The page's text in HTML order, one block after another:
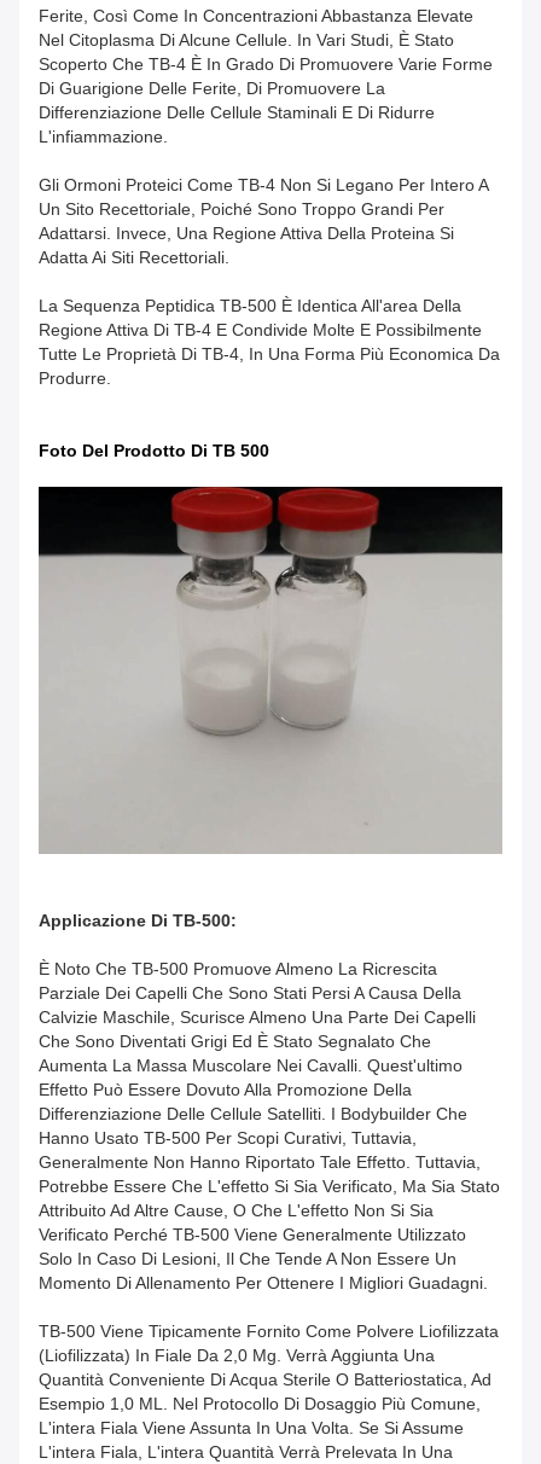
Ferite, Così Come In Concentrazioni Abbastanza Elevate
Nel Citoplasma Di Alcune Cellule. In Vari Studi, È Stato
Scoperto Che TB-4 È In Grado Di Promuovere Varie Forme
Di Guarigione Delle Ferite, Di Promuovere La
Differenziazione Delle Cellule Staminali E Di Ridurre
L'infiammazione.
Gli Ormoni Proteici Come TB-4 Non Si Legano Per Intero A
Un Sito Recettoriale, Poiché Sono Troppo Grandi Per
Adattarsi. Invece, Una Regione Attiva Della Proteina Si
Adatta Ai Siti Recettoriali.
La Sequenza Peptidica TB-500 È Identica All'area Della
Regione Attiva Di TB-4 E Condivide Molte E Possibilmente
Tutte Le Proprietà Di TB-4, In Una Forma Più Economica Da
Produrre.
Foto Del Prodotto Di TB 500
Applicazione Di TB-500:
È Noto Che TB-500 Promuove Almeno La Ricrescita
Parziale Dei Capelli Che Sono Stati Persi A Causa Della
Calvizie Maschile, Scurisce Almeno Una Parte Dei Capelli
Che Sono Diventati Grigi Ed È Stato Segnalato Che
Aumenta La Massa Muscolare Nei Cavalli. Quest'ultimo
Effetto Può Essere Dovuto Alla Promozione Della
Differenziazione Delle Cellule Satelliti. I Bodybuilder Che
Hanno Usato TB-500 Per Scopi Curativi, Tuttavia,
Generalmente Non Hanno Riportato Tale Effetto. Tuttavia,
Potrebbe Essere Che L'effetto Si Sia Verificato, Ma Sia Stato
Attribuito Ad Altre Cause, O Che L'effetto Non Si Sia
Verificato Perché TB-500 Viene Generalmente Utilizzato
Solo In Caso Di Lesioni, Il Che Tende A Non Essere Un
Momento Di Allenamento Per Ottenere I Migliori Guadagni.
TB-500 Viene Tipicamente Fornito Come Polvere Liofilizzata
(liofilizzata) In Fiale Da 2,0 Mg. Verrà Aggiunta Una
Quantità Conveniente Di Acqua Sterile O Batteriostatica, Ad
Esempio 1,0 ML. Nel Protocollo Di Dosaggio Più Comune,
L'intera Fiala Viene Assunta In Una Volta. Se Si Assume
L'intera Fiala, L'intera Quantità Verrà Prelevata In Una